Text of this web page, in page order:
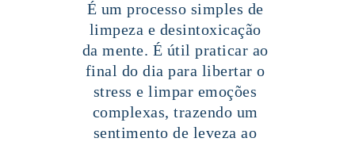
É um processo simples de
limpeza e desintoxicação
da mente. É útil praticar ao
final do dia para libertar o
stress e limpar emoções
complexas, trazendo um
sentimento de leveza ao